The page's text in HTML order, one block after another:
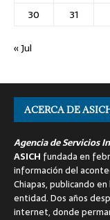
30
31
« Jul
ACERCA DE
Agencia de Servicios
ASICH fundada en
información del
Chiapas, publicando
entidad. Dos años
internet, donde